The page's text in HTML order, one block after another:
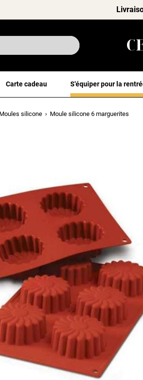
Carte cadeau S'équiper pour la
Moules silicone Moule silicone 6 marguerites